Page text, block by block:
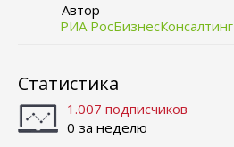
Автор
РИА РосБизнесКонсалтинг
Статистика
1.007 подписчиков
0 за неделю